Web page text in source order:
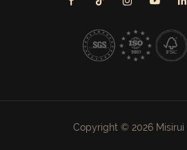
Copyright © 2026 Misirui |